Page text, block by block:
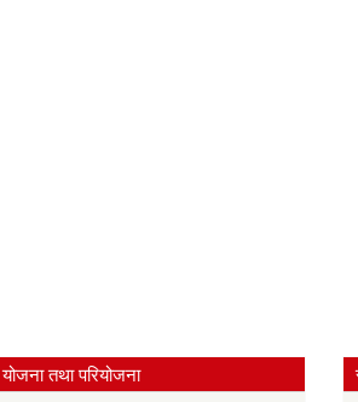
योजना तथा परियोजना